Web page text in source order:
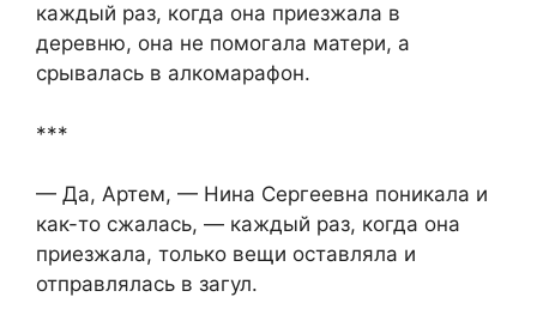
каждый раз, когда она приезжала в
деревню, она не помогала матери, а
срывалась в алкомарафон.
***
— Да, Артем, — Нина Сергеевна поникала и
как-то сжалась, — каждый раз, когда она
приезжала, только вещи оставляла и
отправлялась в загул.